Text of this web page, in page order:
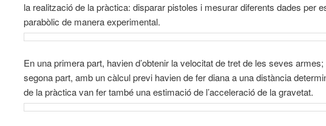
la realització de la pràctica: disparar pistoles i mesurar diferents dades per
parabòlic de manera experimental.
En una primera part, havien d’obtenir la velocitat de tret de les seves
segona part, amb un càlcul previ havien de fer diana a una distància
de la pràctica van fer també una estimació de l’acceleració de la gravetat.